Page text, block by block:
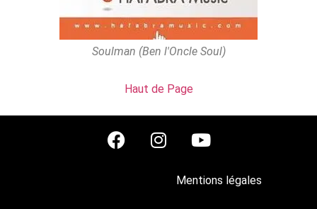
Soulman (Ben l'Oncle Soul)
Haut de Page
Mentions légales